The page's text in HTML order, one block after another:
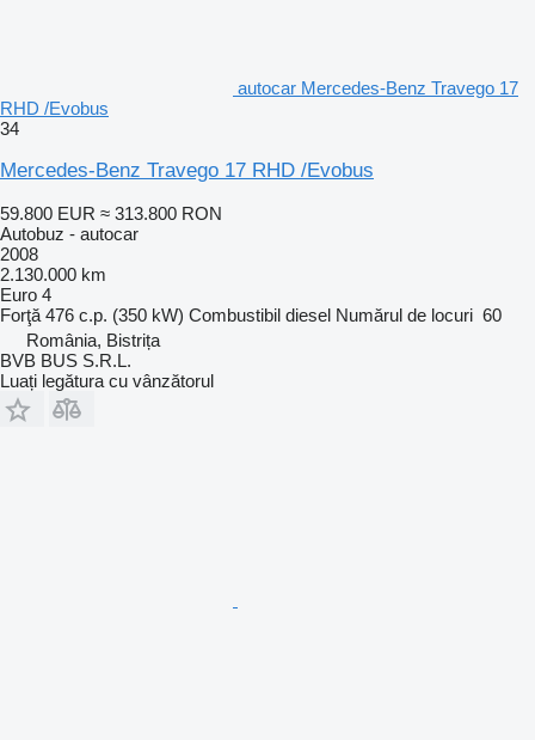
autocar Mercedes-Benz Travego 17
RHD /Evobus
34
Mercedes-Benz Travego 17 RHD /Evobus
59.800 EUR ≈ 313.800 RON
Autobuz - autocar
2008
2.130.000 km
Euro 4
Forţă 476 c.p. (350 kW) Combustibil diesel Numărul de locuri 60
România, Bistrița
BVB BUS S.R.L.
Luați legătura cu vânzătorul